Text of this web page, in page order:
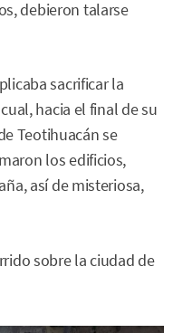
debieron talarse
sacrificar la
hacia el final de su
Teotihuacán se
los edificios,
así de misteriosa,
sobre la ciudad de